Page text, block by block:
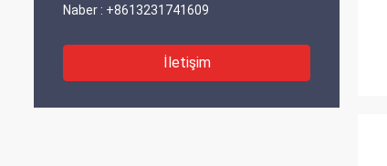
Naber : +8613231741609
İletişim